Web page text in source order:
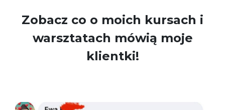
Zobacz co o moich kursach i
warsztatach mówią moje
klientki!